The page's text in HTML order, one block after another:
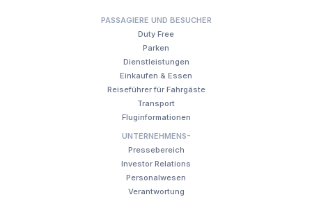
PASSAGIERE UND BESUCHER
Duty Free
Parken
Dienstleistungen
Einkaufen & Essen
Reiseführer für Fahrgäste
Transport
Fluginformationen
UNTERNEHMENS-
Pressebereich
Investor Relations
Personalwesen
Verantwortung